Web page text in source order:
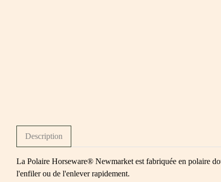
Description
La Polaire Horseware® Newmarket est fabriquée en polaire
l'enfiler ou de l'enlever rapidement.